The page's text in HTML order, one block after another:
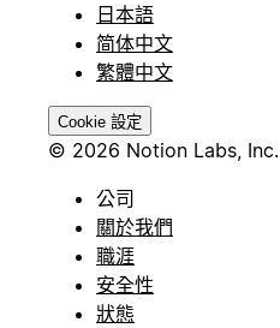
日本語
简体中文
繁體中文
Cookie 設定
© 2026 Notion Labs, Inc.
公司
關於我們
職涯
安全性
狀態